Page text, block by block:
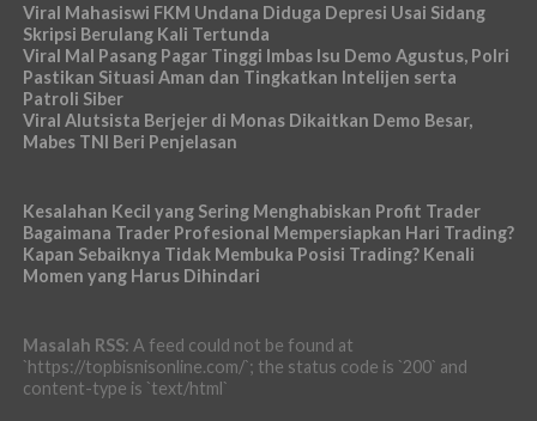
Viral Mahasiswi FKM Undana Diduga Depresi Usai Sidang
Skripsi Berulang Kali Tertunda
Viral Mal Pasang Pagar Tinggi Imbas Isu Demo Agustus, Polri
Pastikan Situasi Aman dan Tingkatkan Intelijen serta
Patroli Siber
Viral Alutsista Berjejer di Monas Dikaitkan Demo Besar,
Mabes TNI Beri Penjelasan
Kesalahan Kecil yang Sering Menghabiskan Profit Trader
Bagaimana Trader Profesional Mempersiapkan Hari Trading?
Kapan Sebaiknya Tidak Membuka Posisi Trading? Kenali
Momen yang Harus Dihindari
Masalah RSS: A feed could not be found at
`https://topbisnisonline.com/`; the status code is `200` and
content-type is `text/html`